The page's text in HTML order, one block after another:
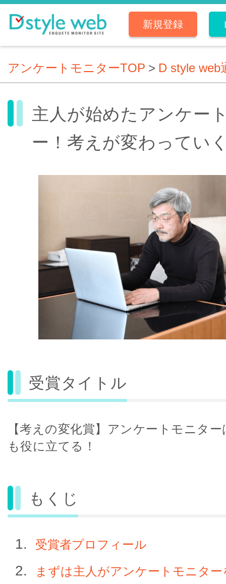
新規登録
アンケートモニターTOP > D style web
主人が始めたアンケー
ー！考えが変わってい
受賞タイトル
【考えの変化賞】アンケートモニタ
も役に立てる！
もくじ
受賞者プロフィール
まずは主人がアンケートモニタ